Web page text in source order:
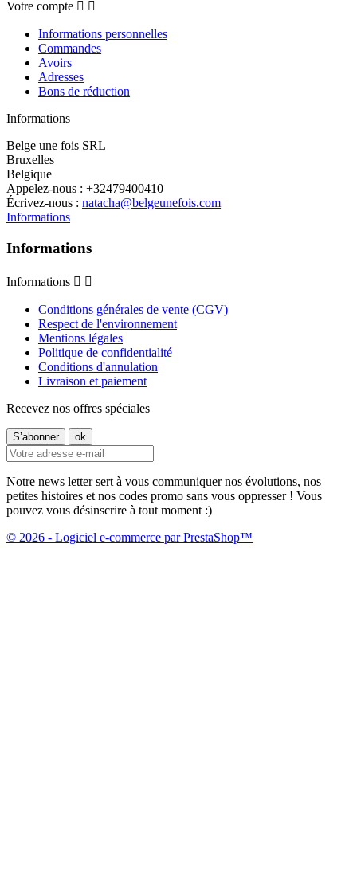
Votre compte  
Informations personnelles
Commandes
Avoirs
Adresses
Bons de réduction
Informations
Belge une fois SRL
Bruxelles
Belgique
Appelez-nous : +32479400410
Écrivez-nous : natacha@belgeunefois.com
Informations
Informations
Informations  
Conditions générales de vente (CGV)
Respect de l'environnement
Mentions légales
Politique de confidentialité
Conditions d'annulation
Livraison et paiement
Recevez nos offres spéciales
Notre news letter sert à vous communiquer nos évolutions, nos
petites histoires et nos codes promo sans vous oppresser ! Vous
pouvez vous désinscrire à tout moment :)
© 2026 - Logiciel e-commerce par PrestaShop™